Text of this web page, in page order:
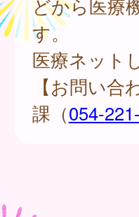
どから医療
す。
医療ネット
【お問い
課（054-